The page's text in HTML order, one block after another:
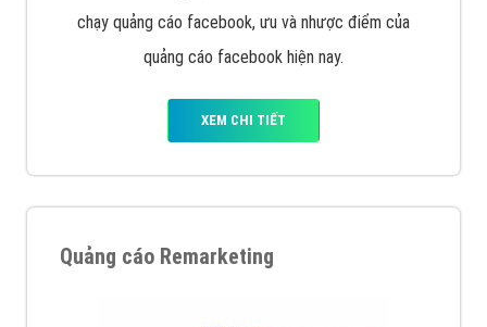
chạy quảng cáo facebook, ưu và nhược điểm của
quảng cáo facebook hiện nay.
XEM CHI TIẾT
Quảng cáo Remarketing